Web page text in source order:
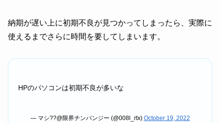
納期が遅い上に初期不良が見つかってしまったら、実際に
使えるまでさらに時間を要してしまいます。
HPのパソコンは初期不良が多いな
— マシ??@限界チンパンジー (@008l_rtx) October 19, 2022